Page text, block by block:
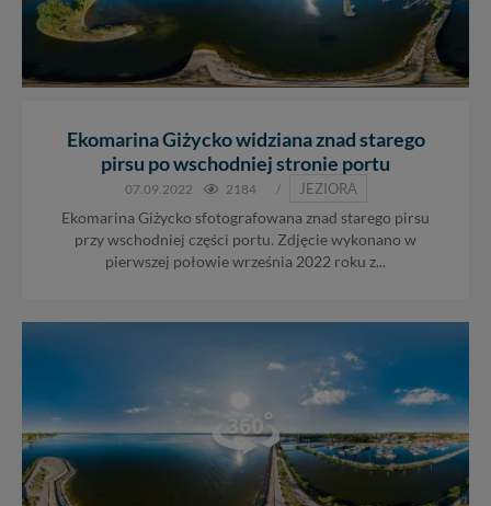
Ekomarina Giżycko widziana znad starego
pirsu po wschodniej stronie portu
07.09.2022 2184 /
JEZIORA
Ekomarina Giżycko sfotografowana znad starego pirsu
przy wschodniej części portu. Zdjęcie wykonano w
pierwszej połowie września 2022 roku z...